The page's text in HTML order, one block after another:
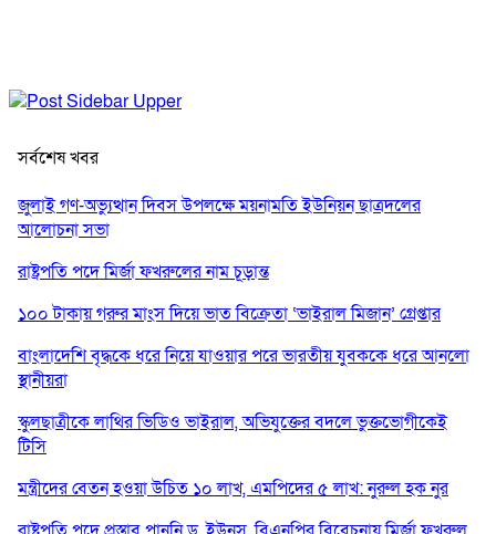
সর্বশেষ খবর
জুলাই গণ-অভ্যুত্থান দিবস উপলক্ষে ময়নামতি ইউনিয়ন ছাত্রদলের
আলোচনা সভা
রাষ্ট্রপতি পদে মির্জা ফখরুলের নাম চূড়ান্ত
১০০ টাকায় গরুর মাংস দিয়ে ভাত বিক্রেতা ‘ভাইরাল মিজান’ গ্রেপ্তার
বাংলাদেশি বৃদ্ধকে ধরে নিয়ে যাওয়ার পরে ভারতীয় যুবককে ধরে আনলো
স্থানীয়রা
স্কুলছাত্রীকে লাথির ভিডিও ভাইরাল, অভিযুক্তের বদলে ভুক্তভোগীকেই
টিসি
মন্ত্রীদের বেতন হওয়া উচিত ১০ লাখ, এমপিদের ৫ লাখ: নুরুল হক নুর